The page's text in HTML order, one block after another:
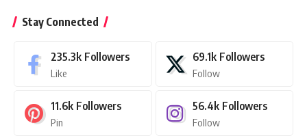
Stay Connected
235.3k Followers
Like
69.1k Followers
Follow
11.6k Followers
Pin
56.4k Followers
Follow